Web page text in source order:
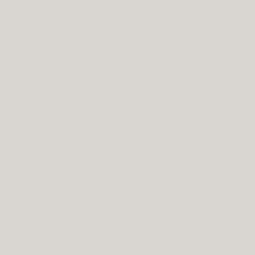
fatto di episodi d'arte e
i musei in Città metropolitana
i musei in provincia di Savona.
i musei in provincia di La
i musei in provincia di Imperia.